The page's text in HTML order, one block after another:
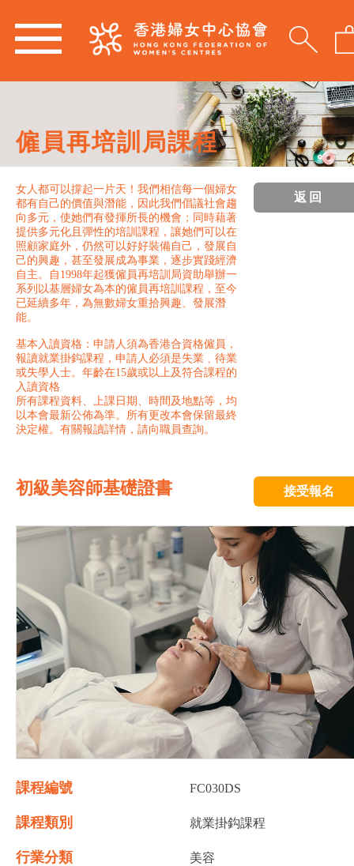
僱員再培訓局課程
女人都可以撐起一片天！我們相信每一個婦女
都有自己的價值與潛能，因此我們倡議社會趨
向多元，使她們有發揮所長的機會；同時藉著
提供多元化且彈性的培訓課程，讓她們可以在
照顧家庭外，仍然可以好好裝備自己，發展自
己的興趣，甚至發展成為事業，逐步實踐經濟
自主。自1998年起獲僱員再培訓局資助舉辦一
系列以基層婦女為本的僱員再培訓課程，至今
已延續多年，為無數婦女重拾興趣、發展潛
能。
基本入讀資格：申請人須為香港合資格僱員，
報讀就業掛鈎課程，申請人必須是失業﹑待業
或失學人士。年齡在15歲或以上及符合課程的
入讀資格
所有課程資料、上課日期、時間及地點等，均
以本會最新公佈為準。所有更改本會保留最終
決定權。有關報讀詳情，請向職員查詢。
返回
初級美容師基礎證書 接受報名
課程編號 FC030DS
課程類別 就業掛鈎課程
行業分類 美容